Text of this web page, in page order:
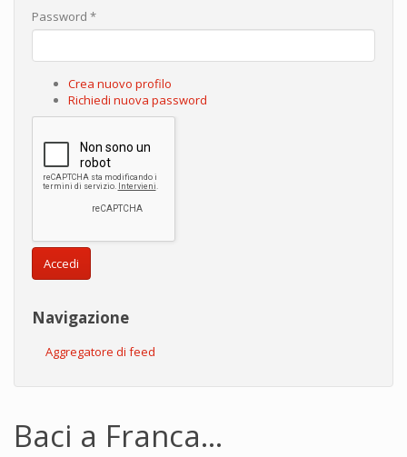
Password *
Crea nuovo profilo
Richiedi nuova password
Accedi
Navigazione
Aggregatore di feed
Baci a Franca...